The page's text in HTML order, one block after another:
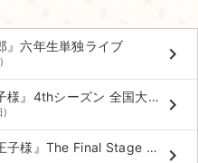
』六年生単独ライブ keyboard_arrow_right
ミュージカル『テニスの王子様』4thシーズン 全国大会 青学vs立海 前編 全国公演
) keyboard_arrow_right
ミュージカル『新テニスの王子様』The Final Stage 全国公演 keyboard_arrow_right